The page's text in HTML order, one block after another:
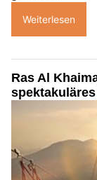
Weiterlesen
Ras Al